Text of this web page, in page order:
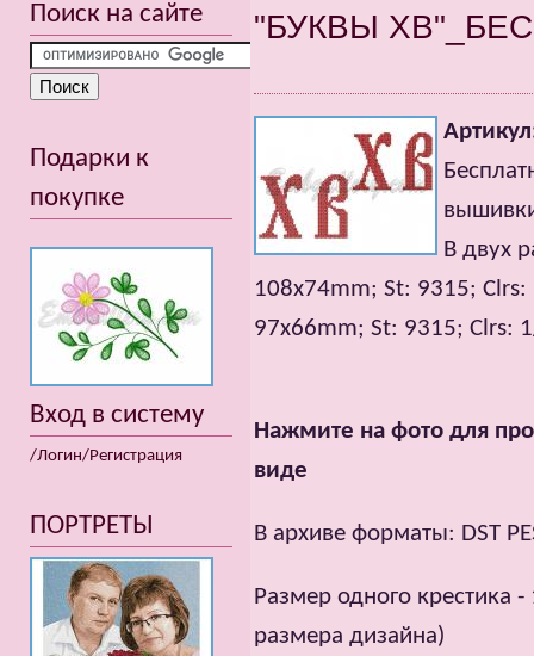
"БУКВЫ
В двух
108x74mm; St: 9315;
97x66mm; St: 9315; Clrs:
Нажмите на фото для
виде
В архиве форматы: DST
Размер одного крестика
размера дизайна)
Поиск на сайте
Подарки к
покупке
Вход в систему
/Логин/Регистрация
ПОРТРЕТЫ